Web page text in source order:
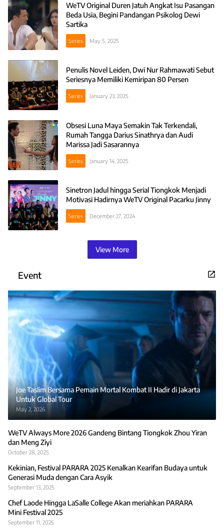
WeTV Original Duren Jatuh Angkat Isu Pasangan
Beda Usia, Begini Pandangan Psikolog Dewi
Sartika
Series May 5, 2025
Penulis Novel Leiden, Dwi Nur Rahmawati Sebut
Seriesnya Memiliki Kemiripan 80 Persen
Series January 23, 2025
Obsesi Luna Maya Semakin Tak Terkendali,
Rumah Tangga Darius Sinathrya dan Audi
Marissa Jadi Sasarannya
Series January 14, 2025
Sinetron Jadul hingga Serial Tiongkok Menjadi
Motivasi Hadirnya WeTV Original Pacarku Jinny
Series December 27, 2024
View More
Event
Joe Taslim Bersama Pemain Mortal Kombat II Hadir di Jakarta
Untuk Global Tour
May 2, 2026
WeTV Always More 2026 Gandeng Bintang Tiongkok Zhou Yiran
dan Meng Ziyi
October 28, 2025
Kekinian, Festival PARARA 2025 Kenalkan Kearifan Budaya untuk
Generasi Muda dengan Cara Asyik
September 13, 2025
Chef Laode Hingga LaSalle College Akan meriahkan PARARA
Mini Festival 2025
September 11, 2025